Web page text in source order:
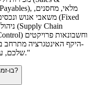
BPU שלכם, עם הוספת יכולות חדשות לאורך הזמן."
אפשר להתחבר למספר מוצרי Dynamics בו-זמנית?